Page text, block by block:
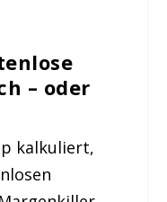
– oder
kalkuliert,